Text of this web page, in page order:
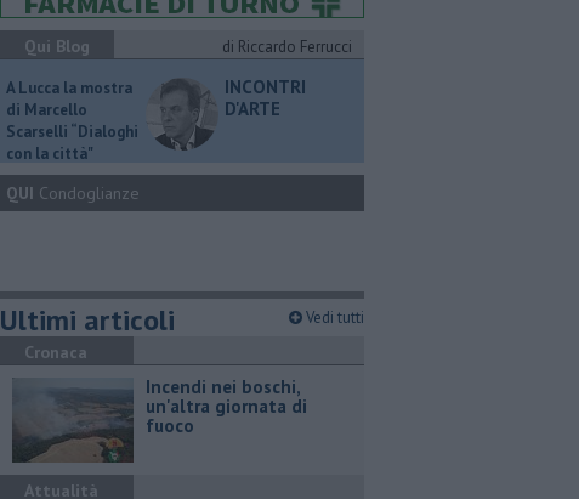
Qui Blog
di Riccardo Ferrucci
A Lucca la mostra
di Marcello
Scarselli “Dialoghi
con la città"
INCONTRI
D'ARTE
QUI Condoglianze
Ultimi articoli Vedi tutti
Cronaca
Incendi nei boschi,
un'altra giornata di
fuoco
Attualità